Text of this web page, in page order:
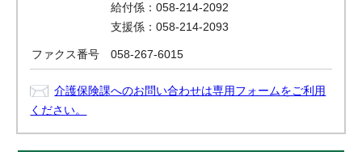
給付係：058-214-2092
支援係：058-214-2093
ファクス番号 058-267-6015
介護保険課へのお問い合わせは専用フォームをご利用
ください。